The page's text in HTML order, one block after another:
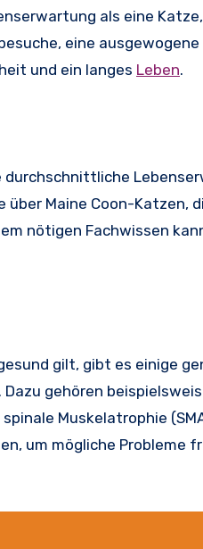
als eine
eine ausgewogene
und ein langes Leben.
Maine Coon-Katzen,
nötigen Fachwissen
gilt, gibt es einige
gehören
Muskelatrophie
um mögliche Probleme